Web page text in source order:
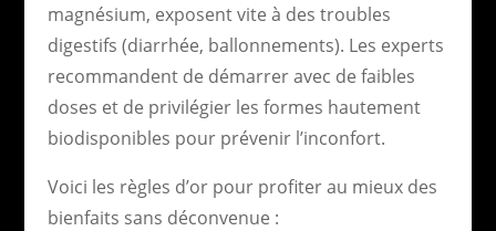
magnésium, exposent vite à des troubles
digestifs (diarrhée, ballonnements). Les experts
recommandent de démarrer avec de faibles
doses et de privilégier les formes hautement
biodisponibles pour prévenir l’inconfort.
Voici les règles d’or pour profiter au mieux des
bienfaits sans déconvenue :